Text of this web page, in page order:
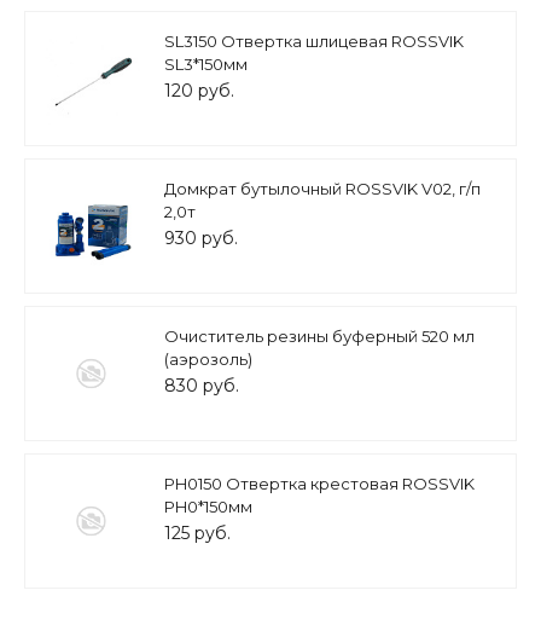
SL3150 Отвертка шлицевая ROSSVIK
SL3*150мм
120 руб.
Домкрат бутылочный ROSSVIK V02, г/п
2,0т
930 руб.
Очиститель резины буферный 520 мл
(аэрозоль)
830 руб.
PH0150 Отвертка крестовая ROSSVIK
PH0*150мм
125 руб.